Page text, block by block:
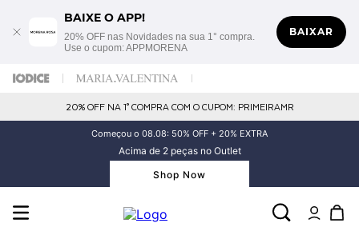
BAIXE O APP!
20% OFF nas Novidades na sua 1° compra.
Use o cupom: APPMORENA
BAIXAR
20% OFF NA 1° COMPRA COM O CUPOM: PRIMEIRAMR
Começou o 08.08: 50% OFF + 20% EXTRA
Acima de 2 peças no Outlet
Shop Now